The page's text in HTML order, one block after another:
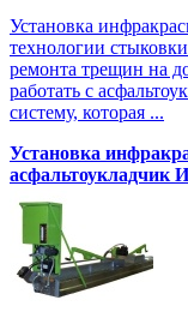
Установка
технологии
ремонта трещин на
работать с
систему, которая ...
Установка
асфальтоукладчик